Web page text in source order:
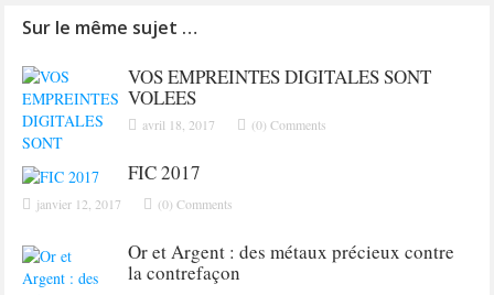
Sur le même sujet …
VOS EMPREINTES DIGITALES SONT
VOLEES
avril 18, 2017 (0) Comments
FIC 2017
janvier 12, 2017 (0) Comments
Or et Argent : des métaux précieux contre
la contrefaçon